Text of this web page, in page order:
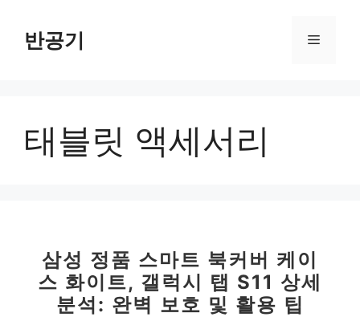
반공기 메
태블릿 액세서리
삼성 정품 스마트 북커버 케이
스 화이트, 갤럭시 탭 S11 상세
분석: 완벽 보호 및 활용 팁